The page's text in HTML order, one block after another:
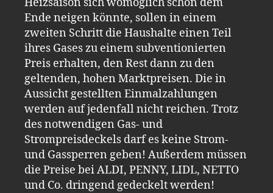
Ende neigen könnte, sollen in einem
zweiten Schritt die Haushalte einen Teil
ihres Gases zu einem subventionierten
Preis erhalten, den Rest dann zu den
geltenden, hohen Marktpreisen. Die in
Aussicht gestellten Einmalzahlungen
werden auf jedenfall nicht reichen. Trotz
des notwendigen Gas- und
Strompreisdeckels darf es keine Strom-
und Gassperren geben! Außerdem müssen
die Preise bei ALDI, PENNY, LIDL, NETTO
und Co. dringend gedeckelt werden!